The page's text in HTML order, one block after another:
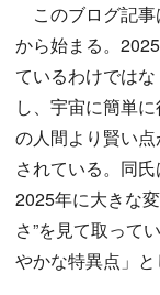
このブログ記事
から始まる。
ているわけでは
し、宇宙に簡単
の人間より賢い
されている。同
2025年に大きな
さ”を見て取って
やかな特異点」と